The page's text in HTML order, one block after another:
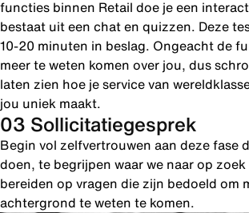
functies binnen Retail doe je een
bestaat uit een chat en quizzen. Deze
10-20 minuten in beslag. Ongeacht de
meer te weten komen over jou, dus
laten zien hoe je service van
jou uniek maakt.
03 Sollicitatiegesprek
Begin vol zelfvertrouwen aan deze fase
doen, te begrijpen waar we naar op
bereiden op vragen die zijn bedoeld om
achtergrond te weten te komen.